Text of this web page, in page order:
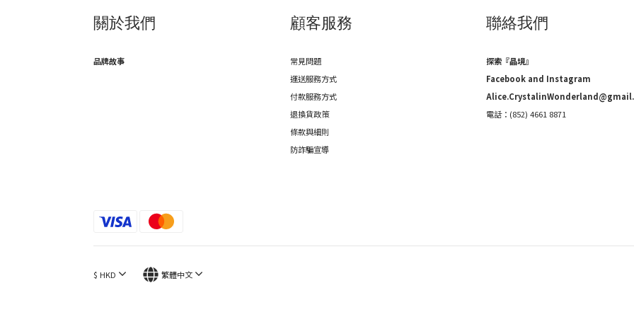
關於我們
品牌故事
顧客服務
常見問題
運送服務方式
付款服務方式
退換貨政策
條款與細則
防詐騙宣導
聯絡我們
探索『晶境』
Facebook and Instagram
電話：(852) 4661 8871
$ HKD 繁體中文